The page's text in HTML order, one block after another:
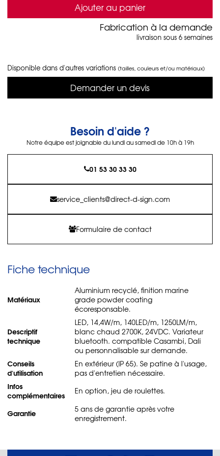
Ajouter au panier
Fabrication à la demande
livraison sous 6 semaines
Disponible dans d'autres variations (tailles, couleurs et/ou matériaux)
Demander un devis
Besoin d'aide ?
Notre équipe est joignable du lundi au samedi de 10h à 19h
01 53 30 33 30
service_clients@direct-d-sign.com
Formulaire de contact
Fiche technique
Matériaux
Aluminium recyclé, finition marine
grade powder coating
écoresponsable.
Descriptif
technique
LED, 14,4W/m, 140LED/m, 1250LM/m,
blanc chaud 2700K, 24VDC. Variateur
bluetooth. compatible Casambi, Dali
ou personnalisable sur demande.
Conseils
d'utilisation
En extérieur (IP 65). Se patine à l'usage,
pas d'entretien nécessaire.
Infos
complémentaires
En option, jeu de roulettes.
Garantie
5 ans de garantie après votre
enregistrement.